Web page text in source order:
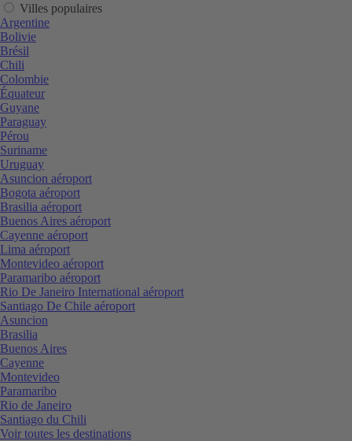
Villes populaires
Argentine
Bolivie
Brésil
Chili
Colombie
Équateur
Guyane
Paraguay
Pérou
Suriname
Uruguay
Asuncion aéroport
Bogota aéroport
Brasilia aéroport
Buenos Aires aéroport
Cayenne aéroport
Lima aéroport
Montevideo aéroport
Paramaribo aéroport
Rio De Janeiro International aéroport
Santiago De Chile aéroport
Asuncion
Brasilia
Buenos Aires
Cayenne
Montevideo
Paramaribo
Rio de Janeiro
Santiago du Chili
Voir toutes les destinations